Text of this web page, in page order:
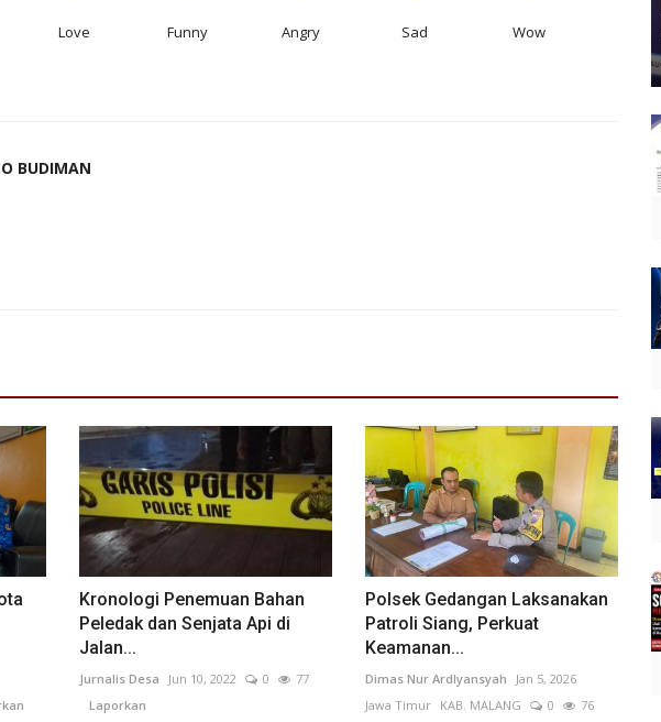
Love Funny Angry Sad Wow
BUDIMAN
Kronologi Penemuan Bahan
Peledak dan Senjata Api di
Jalan...
Jurnalis Desa Jun 10, 2022 0
77
Laporkan
Polsek Gedangan Laksanakan
Patroli Siang, Perkuat
Keamanan...
Dimas Nur Ardlyansyah
Jan 5, 2026
Jawa Timur
KAB. MALANG 0
76